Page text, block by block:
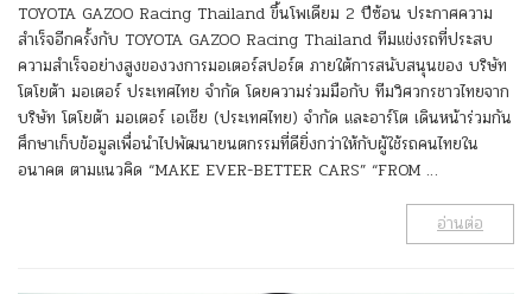
TOYOTA GAZOO Racing Thailand ขึ้นโพเดียม 2 ปีซ้อน ประกาศความ
สำเร็จอีกครั้งกับ TOYOTA GAZOO Racing Thailand ทีมแข่งรถที่ประสบ
ความสำเร็จอย่างสูงของวงการมอเตอร์สปอร์ต ภายใต้การสนับสนุนของ บริษัท
โตโยต้า มอเตอร์ ประเทศไทย จำกัด โดยความร่วมมือกับ ทีมวิศวกรชาวไทยจาก
บริษัท โตโยต้า มอเตอร์ เอเชีย (ประเทศไทย) จำกัด และอาร์โต เดินหน้าร่วมกัน
ศึกษาเก็บข้อมูลเพื่อนำไปพัฒนายนตกรรมที่ดียิ่งกว่าให้กับผู้ใช้รถคนไทยใน
อนาคต ตามแนวคิด “MAKE EVER-BETTER CARS” “FROM …
อ่านต่อ